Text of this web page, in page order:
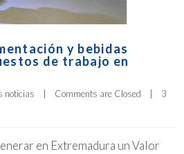
y bebidas
de trabajo en
noticias Comments are Closed
3
en Extremadura un Valor